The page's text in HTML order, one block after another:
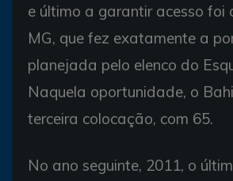
e último a garantir acesso foi
MG, que fez exatamente a
planejada pelo elenco do
Naquela oportunidade, o
terceira colocação, com 65.
No ano seguinte, 2011, o